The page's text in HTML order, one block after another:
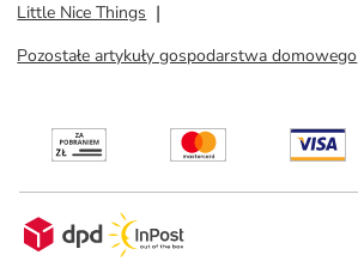
Little Nice Things
Pozostałe artykuły gospodarstwa domowego